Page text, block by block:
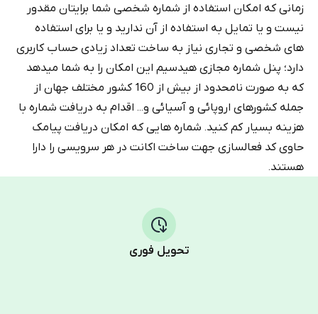
زمانی که امکان استفاده از شماره شخصی شما برایتان مقدور
نیست و یا تمایل به استفاده از آن ندارید و یا برای استفاده
های شخصی و تجاری نیاز به ساخت تعداد زیادی حساب کاربری
دارد؛ پنل شماره مجازی هیدسیم این امکان را به شما میدهد
که به صورت نامحدود از بیش از 160 کشور مختلف جهان از
جمله کشورهای اروپائی و آسیائی و... اقدام به دریافت شماره با
هزینه بسیار کم کنید. شماره هایی که امکان دریافت پیامک
حاوی کد فعالسازی جهت ساخت اکانت در هر سرویسی را دارا
هستند.
تحویل فوری